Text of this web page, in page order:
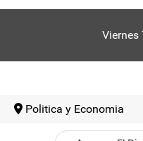
Viernes
Politica y Economia